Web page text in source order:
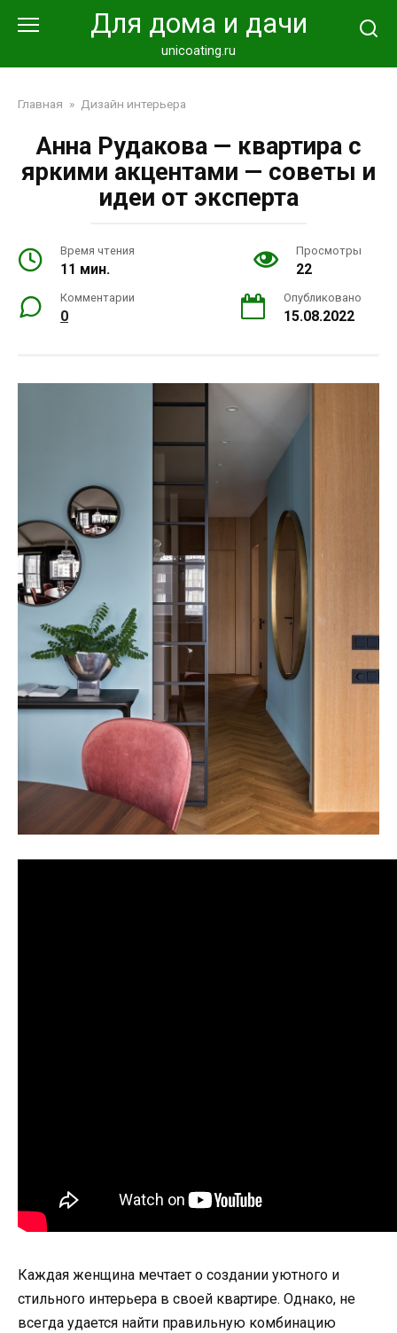
Для дома и дачи
unicoating.ru
Главная » Дизайн интерьера
Анна Рудакова — квартира с
яркими акцентами — советы и
идеи от эксперта
Время чтения
11 мин.
Просмотры
22
Комментарии
0
Опубликовано
15.08.2022
Каждая женщина мечтает о создании уютного и
стильного интерьера в своей квартире. Однако, не
всегда удается найти правильную комбинацию